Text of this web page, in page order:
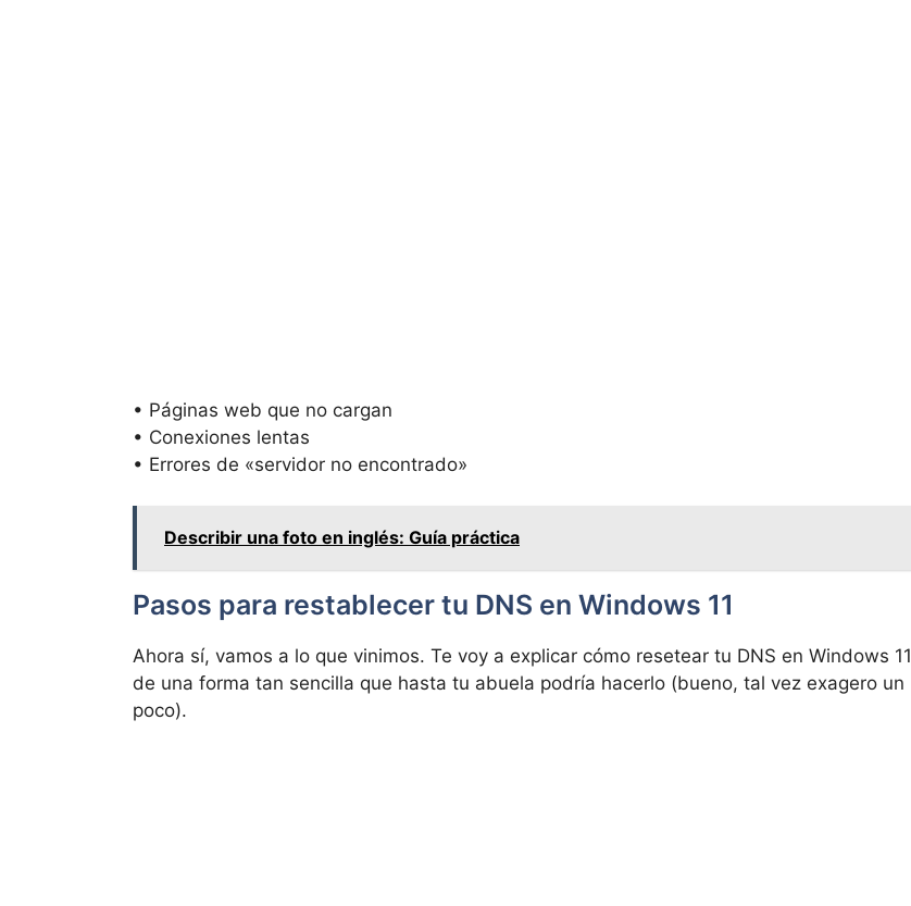
• Páginas web que no cargan
• Conexiones lentas
• Errores de «servidor no encontrado»
Describir una foto en inglés: Guía práctica
Pasos para restablecer tu DNS en Windows 11
Ahora sí, vamos a lo que vinimos. Te voy a explicar cómo resetear tu DNS en Windows 11
de una forma tan sencilla que hasta tu abuela podría hacerlo (bueno, tal vez exagero un
poco).